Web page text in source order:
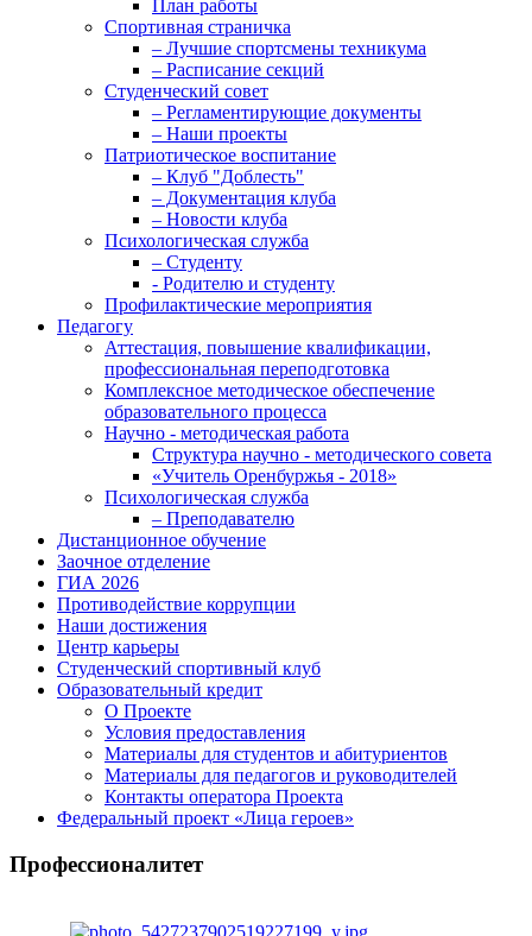
План работы
Спортивная страничка
– Лучшие спортсмены техникума
– Расписание секций
Студенческий совет
– Регламентирующие документы
– Наши проекты
Патриотическое воспитание
– Клуб "Доблесть"
– Документация клуба
– Новости клуба
Психологическая служба
– Студенту
- Родителю и студенту
Профилактические мероприятия
Педагогу
Аттестация, повышение квалификации,
профессиональная переподготовка
Комплексное методическое обеспечение
образовательного процесса
Научно - методическая работа
Структура научно - методического совета
«Учитель Оренбуржья - 2018»
Психологическая служба
– Преподавателю
Дистанционное обучение
Заочное отделение
ГИА 2026
Противодействие коррупции
Наши достижения
Центр карьеры
Студенческий спортивный клуб
Образовательный кредит
О Проекте
Условия предоставления
Материалы для студентов и абитуриентов
Материалы для педагогов и руководителей
Контакты оператора Проекта
Федеральный проект «Лица героев»
Профессионалитет